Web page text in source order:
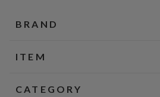
BRAND
ITEM
CATEGORY